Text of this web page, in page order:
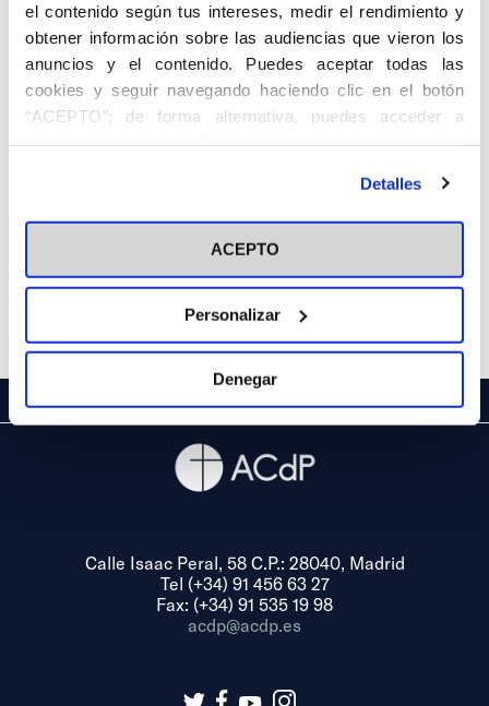
el contenido según tus intereses, medir el rendimiento y
obtener información sobre las audiencias que vieron los
anuncios y el contenido. Puedes aceptar todas las
cookies y seguir navegando haciendo clic en el botón
“ACEPTO”; de forma alternativa, puedes acceder a
información más detallada y cambiar tus preferencias
en el botón "Personalizar". Para más información puedes
visitar nuestra Política de Cookies
Detalles
ACEPTO
Personalizar
Denegar
Autor
Centro de
adscripción
La
Fecha de
nacimiento
04/06/1912
Lugar de
Fecha de
defunción
Lugar de
defunción
Calle Isaac Peral, 58 C.P.: 28040, Madrid
Tel (+34) 91 456 63 27
Fax: (+34) 91 535 19 98
acdp@acdp.es